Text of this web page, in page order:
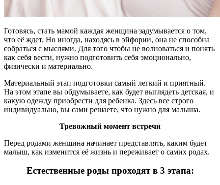
Готовясь, стать мамой каждая женщина задумывается о том,
что её ждет. Но иногда, находясь в эйфории, она не способна
собраться с мыслями. Для того чтобы не волноваться и понять
как себя вести, нужно подготовить себя эмоционально,
физически и материально.
Материальный этап подготовки самый легкий и приятный.
На этом этапе вы обдумываете, как будет выглядеть детская, и
какую одежду приобрести для ребенка. Здесь все строго
индивидуально, вы сами решаете, что нужно для малыша.
Тревожный момент встречи
Перед родами женщина начинает представлять, каким будет
малыш, как изменится её жизнь и переживает о самих родах.
Естественные роды проходят в 3 этапа: